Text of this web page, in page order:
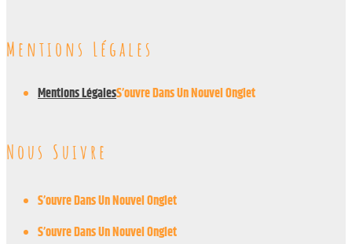
Mentions Légales
Mentions LégalesS’ouvre Dans Un Nouvel Onglet
Nous Suivre
S’ouvre Dans Un Nouvel Onglet
S’ouvre Dans Un Nouvel Onglet